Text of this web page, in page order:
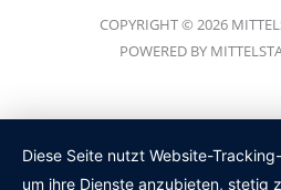
COPYRIGHT © 2026
POWERED BY
Diese Seite nutzt Website-
um ihre Dienste anzubieten, stetig